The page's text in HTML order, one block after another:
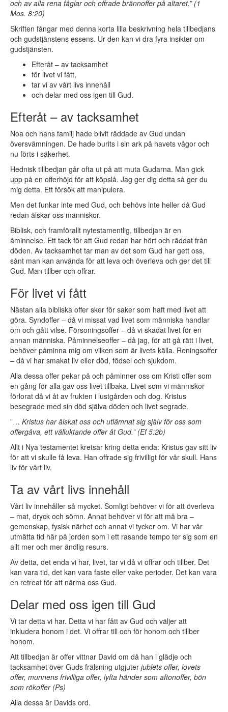
och av alla rena fåglar och offrade brännoffer på altaret.” (1
Mos. 8:20)
Skriften fångar med denna korta lilla beskrivning hela tillbedjans
och gudstjänstens essens. Ur den kan vi dra fyra insikter om
gudstjänsten.
Efteråt – av tacksamhet
för livet vi fått,
tar vi av vårt livs innehåll
och delar med oss igen till Gud.
Efteråt – av tacksamhet
Noa och hans familj hade blivit räddade av Gud undan
översvämningen. De hade burits i sin ark på havets vågor och
nu förts i säkerhet.
Hednisk tillbedjan går ofta ut på att muta Gudarna. Man gick
upp på en offerhöjd för att köpslå. Jag ger dig detta så ger du
mig detta. Ett försök att manipulera.
Men det funkar inte med Gud, och behövs inte heller då Gud
redan älskar oss människor.
Biblisk, och framförallt nytestamentlig, tillbedjan är en
åminnelse. Ett tack för att Gud redan har hört och räddat från
döden. Av tacksamhet tar man av det som Gud har gett oss,
sånt man kan använda för att leva och överleva och ger det till
Gud. Man tillber och offrar.
För livet vi fått
Nästan alla bibliska offer sker för saker som haft med livet att
göra. Syndoffer – då vi missat vad livet som människa handlar
om och gått vilse. Försoningsoffer – då vi skadat livet för en
annan människa. Påminnelseoffer – då jag, för att gå rätt i livet,
behöver påminna mig om vilken som är livets källa. Reningsoffer
– då vi har smakat liv eller död, födsel och sjukdom.
Alla dessa offer pekar på och påminner oss om Kristi offer som
en gång för alla gav oss livet tillbaka. Livet som vi människor
förlorat då vi åt av frukten i lustgården och dog. Kristus
besegrade med sin död själva döden och livet segrade.
”… Kristus har älskat oss och utlämnat sig själv för oss som
offergåva, ett välluktande offer åt Gud.” (Ef 5:2b)
Allt i Nya testamentet kretsar kring detta enda: Kristus gav sitt liv
för att vi skulle få leva. Han offrade sig frivilligt för vår skull. Hans
liv för vårt liv.
Ta av vårt livs innehåll
Vårt liv innehåller så mycket. Somligt behöver vi för att överleva
– mat, dryck och sömn. Annat behöver vi för att må bra –
gemenskap, fysisk närhet och annat vi tycker om. Vi har vår
utmätta tid här på jorden som i ett rasande tempo ter sig som en
allt mer och mer ändlig resurs.
Av detta, det enda vi har, livet, tar vi då vi offrar och tillber. Det
kan vara tid, det kan vara faste eller vake perioder. Det kan vara
en retreat för att närma oss Gud.
Delar med oss igen till Gud
Vi tar detta vi har. Detta vi har fått av Gud och väljer att
inkludera honom i det. Vi offrar till och för honom och tillber
honom.
Att tillbedjan är offer vittnar David om då han i glädje och
tacksamhet över Guds frälsning utgjuter jublets offer, lovets
offer, munnens frivilliga offer, lyfta händer som aftonoffer, bön
som rökoffer (Ps)
Alla dessa är Davids ord.